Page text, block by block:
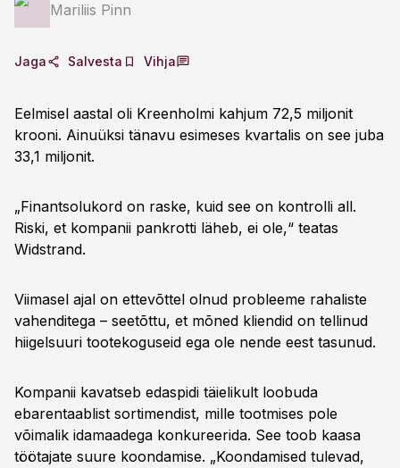
Mariliis Pinn
Jaga Salvesta Vihja
Eelmisel aastal oli Kreenholmi kahjum 72,5 miljonit
krooni. Ainuüksi tänavu esimeses kvartalis on see juba
33,1 miljonit.
„Finantsolukord on raske, kuid see on kontrolli all.
Riski, et kompanii pankrotti läheb, ei ole,“ teatas
Widstrand.
Viimasel ajal on ettevõttel olnud probleeme rahaliste
vahenditega – seetõttu, et mõned kliendid on tellinud
hiigelsuuri tootekoguseid ega ole nende eest tasunud.
Kompanii kavatseb edaspidi täielikult loobuda
ebarentaablist sortimendist, mille tootmises pole
võimalik idamaadega konkureerida. See toob kaasa
töötajate suure koondamise. „Koondamised tulevad,